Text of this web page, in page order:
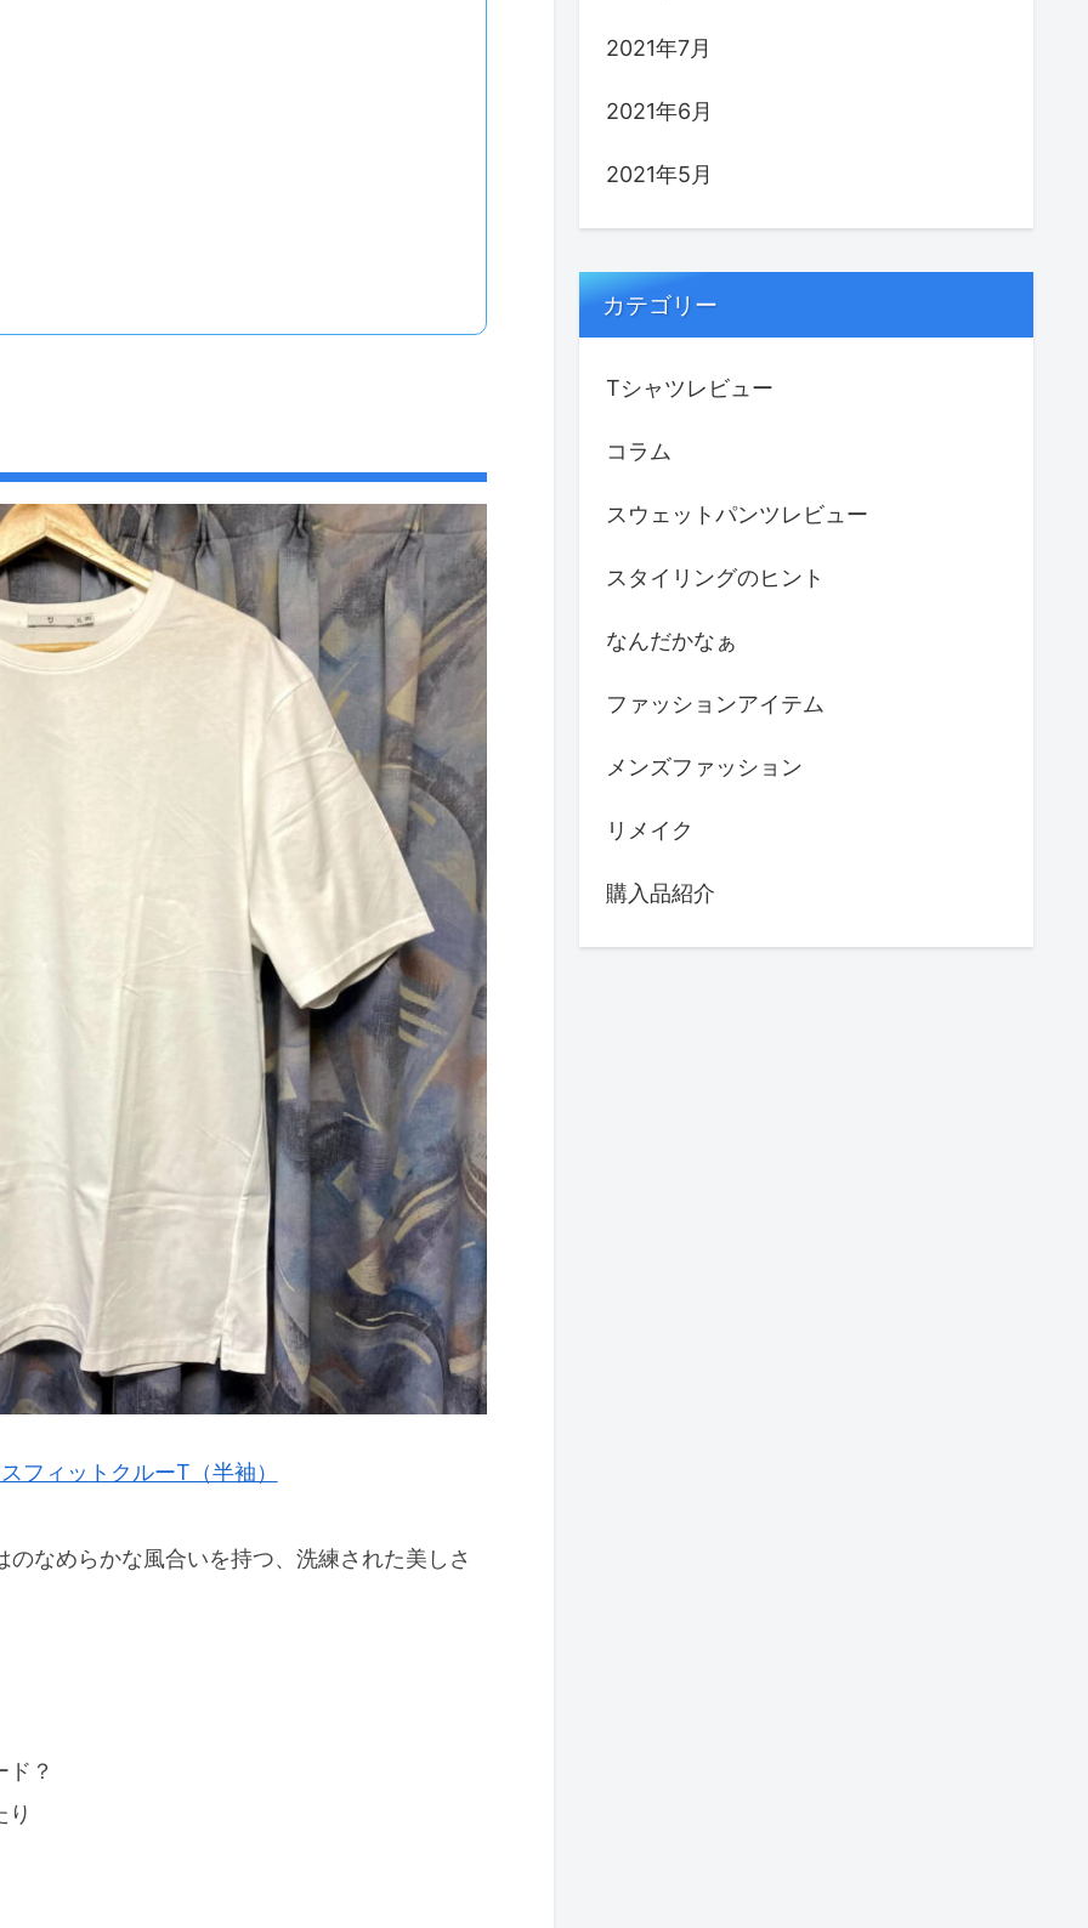
フィットクルーT（半袖）
なめらかな風合いを持つ、洗練された美しさ
？
2021年7月
2021年6月
2021年5月
カテゴリー
Tシャツレビュー
コラム
スウェットパンツレビュー
スタイリングのヒント
なんだかなぁ
ファッションアイテム
メンズファッション
リメイク
購入品紹介